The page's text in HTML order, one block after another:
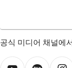
공식 미디어 채널에